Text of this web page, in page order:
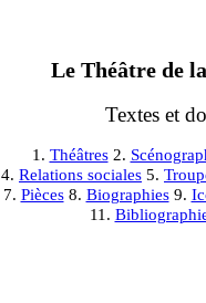
Le Théâtre de
Textes et
1. Théâtres2.
4. Relations sociales 5.
7. Pièces8. Biographies9.
11.